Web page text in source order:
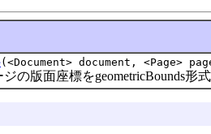
(<Document> document, <Page>
版面座標をgeometricBounds形